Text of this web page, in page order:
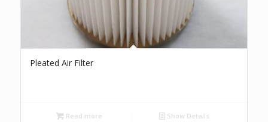
Pleated Air Filter
Read more Show Details